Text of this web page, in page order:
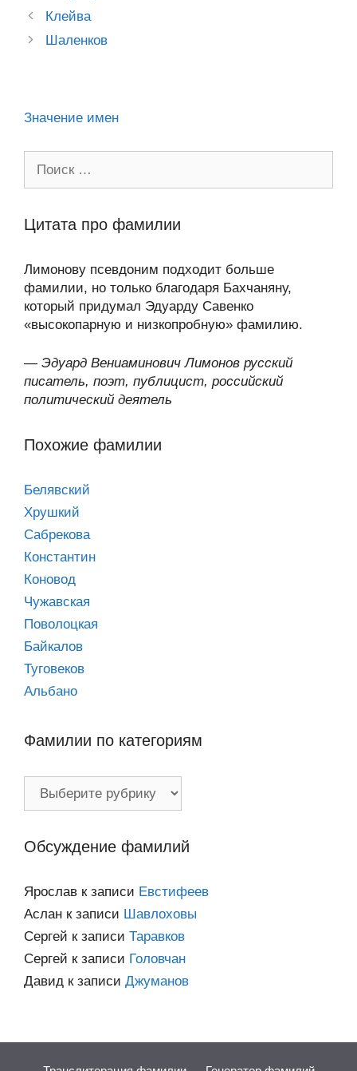
a
ss
A
p
a
m
Post
navigation
Клейва
Шаленков
Значение имен
Цитата про фамилии
Лимонову псевдоним подходит больше
фамилии, но только благодаря Бахчаняну,
который придумал Эдуарду Савенко
«высокопарную и низкопробную» фамилию.
— Эдуард Вениаминович Лимонов русский
писатель, поэт, публицист, российский
политический деятель
Похожие фамилии
Белявский
Хрушкий
Сабрекова
Константин
Коновод
Чужавская
Поволоцкая
Байкалов
Туговеков
Альбано
Фамилии по категориям
Фамилии
Обсуждение фамилий
Ярослав к записи Евстифеев
Аслан к записи Шавлоховы
Сергей к записи Таравков
Сергей к записи Головчан
Давид к записи Джуманов